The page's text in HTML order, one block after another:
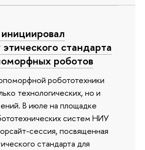
этического стандарта
роботов
робототехники
технологических, но и
В июле на площадке
систем НИУ
сессия, посвященная
стандарта для